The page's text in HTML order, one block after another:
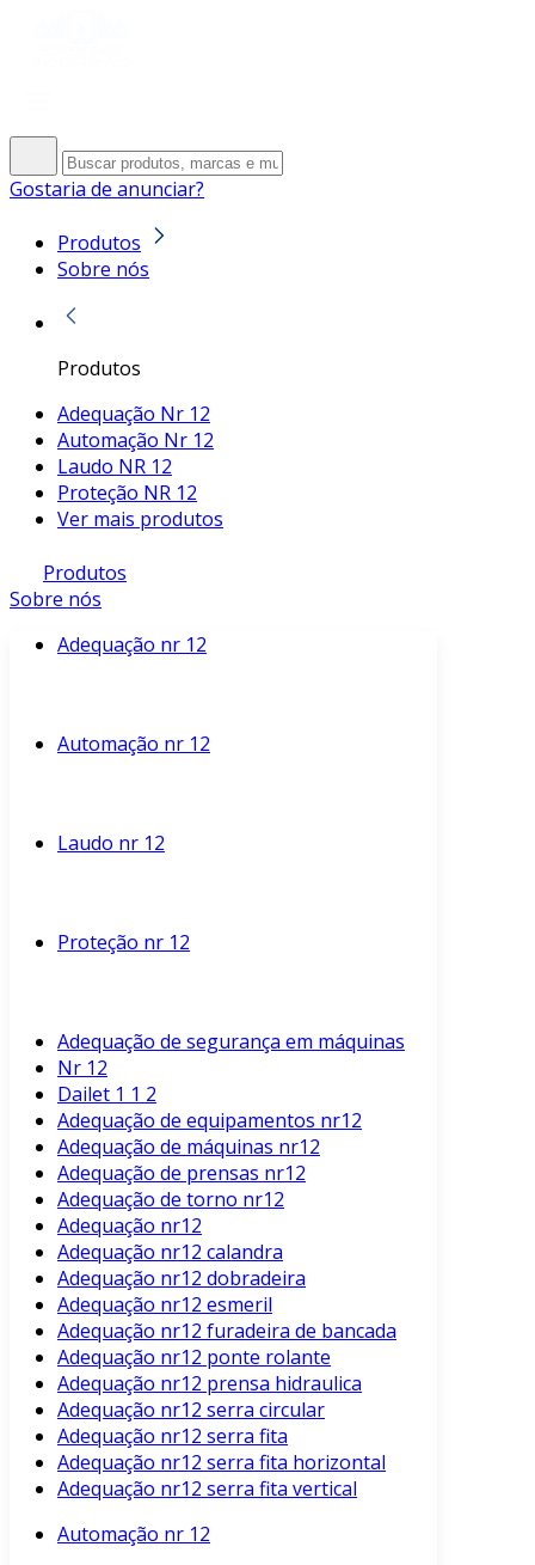
Gostaria de anunciar?
Produtos
Sobre nós
Produtos
Adequação Nr 12
Automação Nr 12
Laudo NR 12
Proteção NR 12
Ver mais produtos
Produtos
Sobre nós
Adequação nr 12
Automação nr 12
Laudo nr 12
Proteção nr 12
Adequação de segurança em máquinas
Nr 12
Dailet 1 1 2
Adequação de equipamentos nr12
Adequação de máquinas nr12
Adequação de prensas nr12
Adequação de torno nr12
Adequação nr12
Adequação nr12 calandra
Adequação nr12 dobradeira
Adequação nr12 esmeril
Adequação nr12 furadeira de bancada
Adequação nr12 ponte rolante
Adequação nr12 prensa hidraulica
Adequação nr12 serra circular
Adequação nr12 serra fita
Adequação nr12 serra fita horizontal
Adequação nr12 serra fita vertical
Automação nr 12